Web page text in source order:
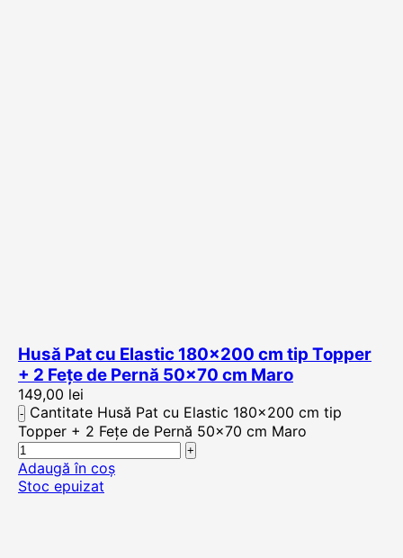
Husă Pat cu Elastic 180×200 cm tip Topper
+ 2 Fețe de Pernă 50×70 cm Maro
149,00 lei
Cantitate Husă Pat cu Elastic 180x200 cm tip
Topper + 2 Fețe de Pernă 50x70 cm Maro
Adaugă în coș
Stoc epuizat